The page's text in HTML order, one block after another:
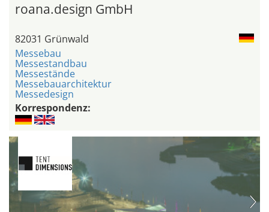
roana.design GmbH
82031 Grünwald
Messebau
Messestandbau
Messestände
Messebauarchitektur
Messedesign
Korrespondenz: